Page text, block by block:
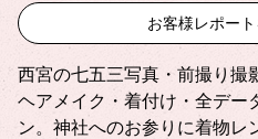
お客様レポー
西宮の七五三写真・前撮り撮
ヘアメイク・着付け・全デー
ン。神社へのお参りに着物レ